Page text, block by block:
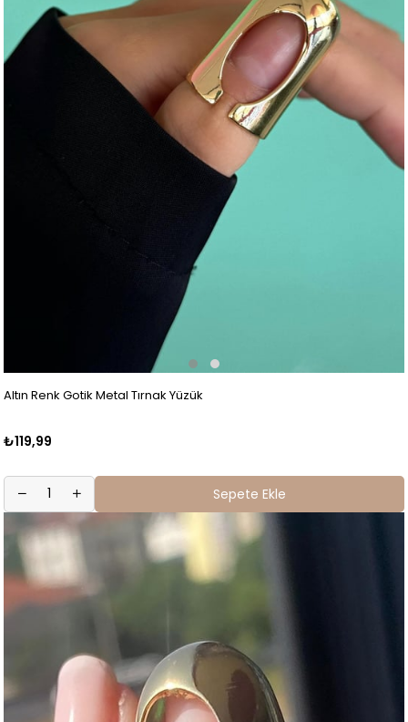
Altın Renk Gotik Metal Tırnak Yüzük
₺119,99
Sepete Ekle